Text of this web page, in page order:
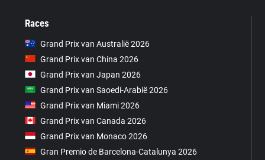
Races
Grand Prix van Australië 2026
Grand Prix van China 2026
Grand Prix van Japan 2026
Grand Prix van Saoedi-Arabië 2026
Grand Prix van Miami 2026
Grand Prix van Canada 2026
Grand Prix van Monaco 2026
Gran Premio de Barcelona-Catalunya 2026